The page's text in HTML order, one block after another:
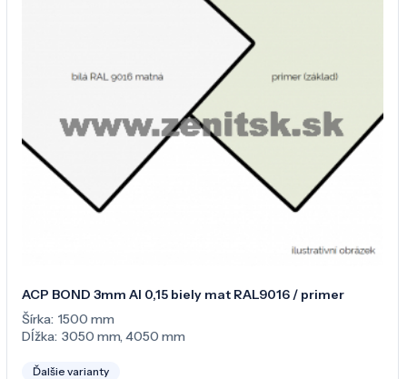
ACP BOND 3mm Al 0,15 biely mat RAL9016 / primer
Šírka: 1500 mm
Dĺžka: 3050 mm,4050 mm
Ďalšie varianty